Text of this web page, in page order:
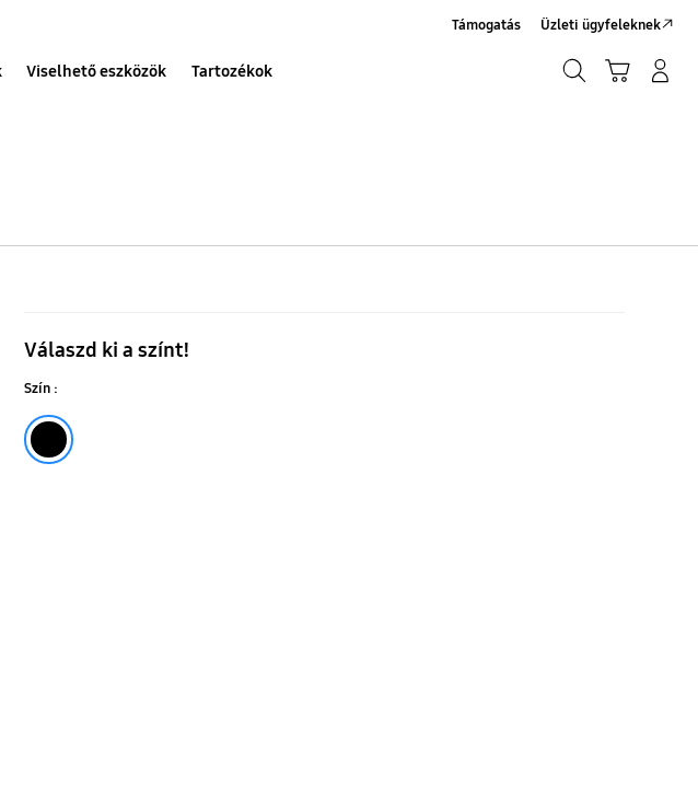
Viselhető eszközök Tartozékok
Támogatás Üzleti ügyfeleknek
Flex
zónával
7,4
Válaszd ki a színt!
Szín :